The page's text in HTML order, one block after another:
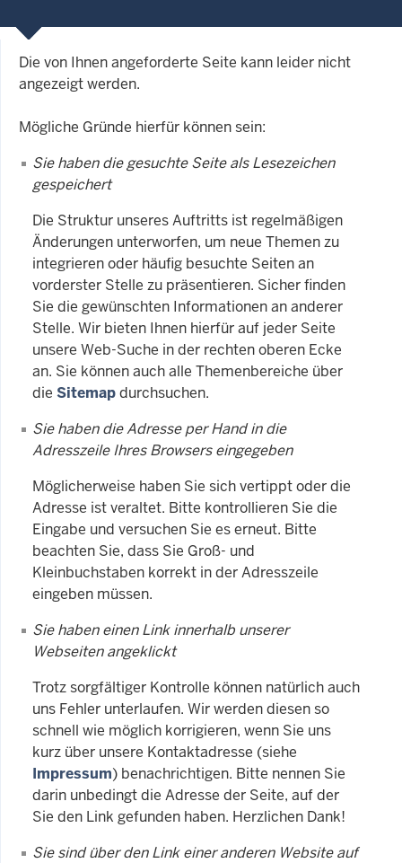
Die von Ihnen angeforderte Seite kann leider nicht
angezeigt werden.
Mögliche Gründe hierfür können sein:
Sie haben die gesuchte Seite als Lesezeichen
gespeichert
Die Struktur unseres Auftritts ist regelmäßigen
Änderungen unterworfen, um neue Themen zu
integrieren oder häufig besuchte Seiten an
vorderster Stelle zu präsentieren. Sicher finden
Sie die gewünschten Informationen an anderer
Stelle. Wir bieten Ihnen hierfür auf jeder Seite
unsere Web-Suche in der rechten oberen Ecke
an. Sie können auch alle Themenbereiche über
die Sitemapdurchsuchen.
Sie haben die Adresse per Hand in die
Adresszeile Ihres Browsers eingegeben
Möglicherweise haben Sie sich vertippt oder die
Adresse ist veraltet. Bitte kontrollieren Sie die
Eingabe und versuchen Sie es erneut. Bitte
beachten Sie, dass Sie Groß- und
Kleinbuchstaben korrekt in der Adresszeile
eingeben müssen.
Sie haben einen Link innerhalb unserer
Webseiten angeklickt
Trotz sorgfältiger Kontrolle können natürlich auch
uns Fehler unterlaufen. Wir werden diesen so
schnell wie möglich korrigieren, wenn Sie uns
kurz über unsere Kontaktadresse (siehe
Impressum) benachrichtigen. Bitte nennen Sie
darin unbedingt die Adresse der Seite, auf der
Sie den Link gefunden haben. Herzlichen Dank!
Sie sind über den Link einer anderen Website auf